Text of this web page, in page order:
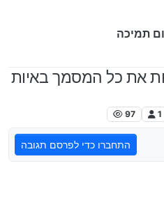
תמיכה
את כל המסמך באיות
1
97
התחברו כדי לפרסם תגובה